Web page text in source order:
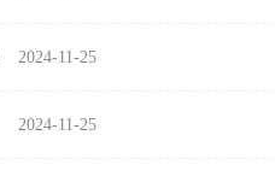
2024-11-25
2024-11-25